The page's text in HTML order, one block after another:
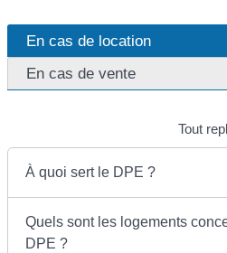
En cas de location
En cas de vente
Tout
À quoi sert le DPE ?
Quels sont les logements
DPE ?